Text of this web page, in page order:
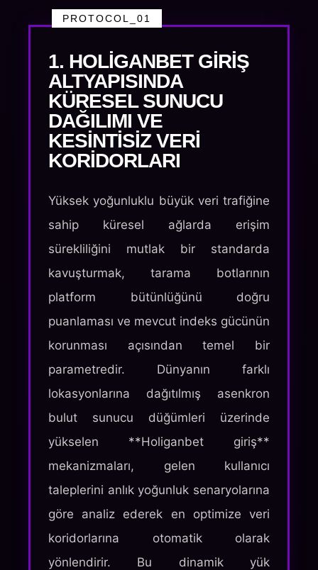
PROTOCOL_01
1. HOLIGANBET GIRIŞ
ALTYAPISINDA
KÜRESEL SUNUCU
DAĞILIMI VE
KESINTISIZ VERI
KORIDORLARI
Yüksek yoğunluklu büyük veri trafiğine
sahip küresel ağlarda erişim
sürekliliğini mutlak bir standarda
kavuşturmak, tarama botlarının
platform bütünlüğünü doğru
puanlaması ve mevcut indeks gücünün
korunması açısından temel bir
parametredir. Dünyanın farklı
lokasyonlarına dağıtılmış asenkron
bulut sunucu düğümleri üzerinde
yükselen **Holiganbet giriş**
mekanizmaları, gelen kullanıcı
taleplerini anlık yoğunluk senaryolarına
göre analiz ederek en optimize veri
koridorlarına otomatik olarak
yönlendirir. Bu dinamik yük